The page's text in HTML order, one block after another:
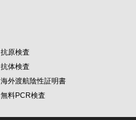
抗原検査
抗体検査
海外渡航陰性証明書
無料PCR検査